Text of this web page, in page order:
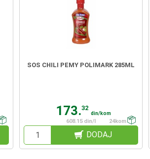
SOS CHILI PEMY POLIMARK 285ML
173.32
din/kom
608.15 din/l
24kom
DODAJ